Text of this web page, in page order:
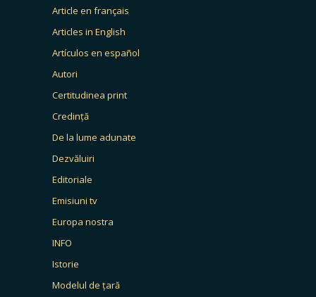
Article en français
Articles in English
Artículos en español
Autori
Certitudinea print
Credință
De la lume adunate
Dezvăluiri
Editoriale
Emisiuni tv
Europa nostra
INFO
Istorie
Modelul de țară